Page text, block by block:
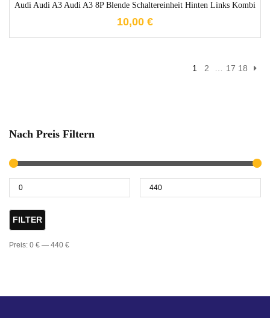
Nach Preis Filtern
FILTER
Preis: 0 € — 440 €
Audi Audi A3 Audi A3 8P Blende Schaltereinheit Hinten Links Kombi
10,00 €
1 2 17 18